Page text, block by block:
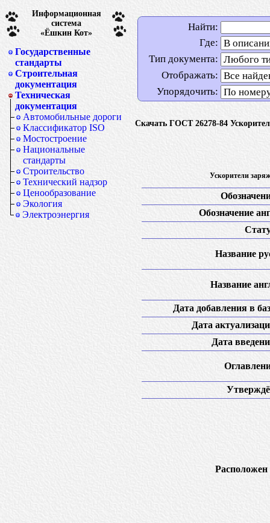
Информационная
система
«Ёшкин Кот»
Государственные
стандарты
Строительная
документация
Техническая
документация
Автомобильные дороги
Классификатор ISO
Мостостроение
Национальные
стандарты
Строительство
Технический надзор
Ценообразование
Экология
Электроэнергия
Найти:
Где:
Тип документа:
Отображать:
Упорядочить:
Скачать ГОСТ 26278-84
Ускорители
Обозначение
Название
Название
Дата добавления в
Дата
Дата
Расположен